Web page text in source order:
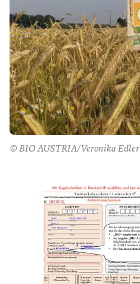
© BIO AUSTRIA/Veronika Edler